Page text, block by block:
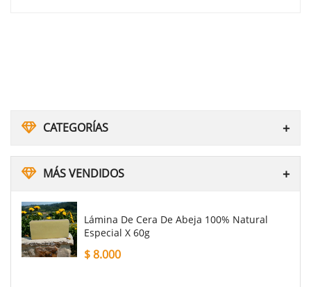
CATEGORÍAS
MÁS VENDIDOS
Lámina De Cera De Abeja 100% Natural
Especial X 60g
$8.000